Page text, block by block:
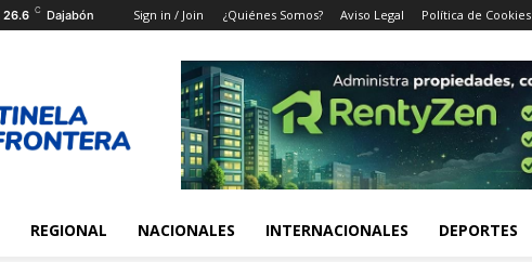
26.6 C Dajabón Sign in / Join ¿Quiénes Somos? Aviso Legal Política de Cookies
REGIONAL NACIONALES INTERNACIONALES DEPORTES